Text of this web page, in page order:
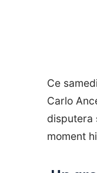
Ce
Carlo
disputera
moment